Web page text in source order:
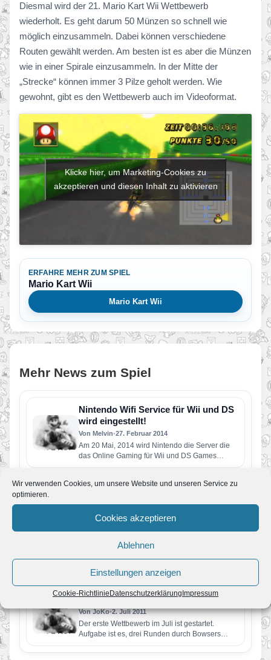
Wir verwenden Cookies, um unsere Website und unseren Service zu
optimieren.
Cookies akzeptieren
Ablehnen
Einstellungen anzeigen
Cookie-Richtlinie Datenschutzerklärung Impressum
Diesmal wird der 21. Mario Kart Wii Wettbewerb
wiederholt. Es geht darum 50 Münzen so schnell wie
möglich einzusammeln. Dabei können verschiedene
Routen gewählt werden. Am besten ist es aber die Münzen
wie in einer Spirale einzusammeln. In der Mitte der
„Strecke“ können immer 3 Pilze geholt werden. Wie
gewohnt, gibt es den Wettbewerb auch im Videoformat.
Klicke hier, um Marketing-Cookies zu
akzeptieren und diesen Inhalt zu aktivieren
ERFAHRE MEHR ZUM SPIEL
Mario Kart Wii
Mario Kart Wii
Mehr News zum Spiel
Nintendo Wifi Service für Wii und DS
wird eingestellt!
Von Melvin•27. Februar 2014
Am 20 Mai, 2014 wird Nintendo die Server die
das Online Gaming für Wii und DS Games
ermöglichen abstellen!…
79. Mario Kart Wii Wettbewerb
Nintendo wiederholt erneut einen alten
Wettbewerb. Diesmal den 36. und damit einen
relativ einfachen. Aufgabe ist es, durch…
78. Mario Kart Wii Wettbewerb
neuen Wettbewerb wohl aufgegeben werden.
Aufgabe diesmal ist es 3 Runden…
77. Mario Kart Wii Wettbewerb
Von JoKo•2. Juli 2011
Der erste Wettbewerb im Juli ist gestartet.
Aufgabe ist es, drei Runden durch Bowsers
Festung zu fahren. Dabei…